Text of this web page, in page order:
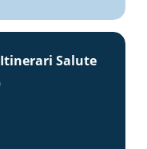
Itinerari Salute